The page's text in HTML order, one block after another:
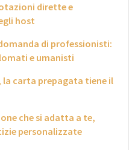
dirette e
host
di professionisti:
e umanisti
carta prepagata tiene il
che si adatta a te,
personalizzate